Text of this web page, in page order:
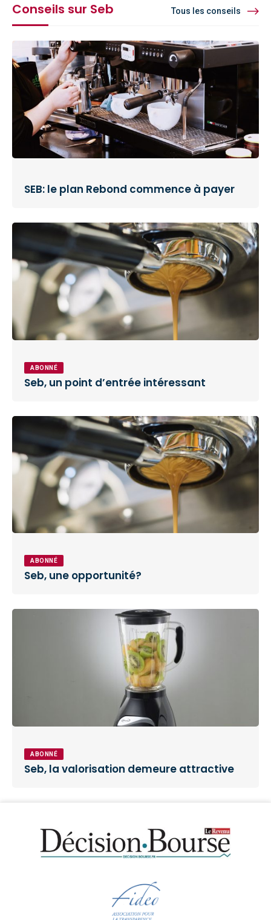
Conseils sur Seb Tous les conseils
SEB: le plan Rebond commence à payer
ABONNÉ
Seb, un point d’entrée intéressant
ABONNÉ
Seb, une opportunité?
ABONNÉ
Seb, la valorisation demeure attractive